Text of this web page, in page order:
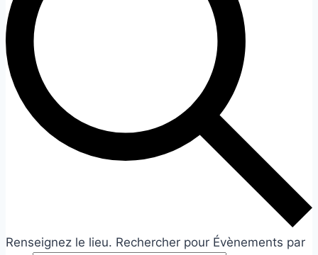
Renseignez le lieu. Rechercher pour Évènements par